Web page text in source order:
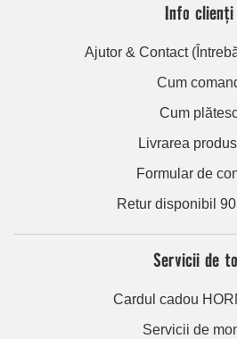
Info clienți
Ajutor & Contact
Cum
Cum
Livrarea
Formular de
Retur disponibil
Servicii de
Cardul cadou
Servicii de